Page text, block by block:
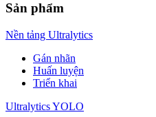
Sản phẩm
Nền tảng Ultralytics
Gán nhãn
Huấn luyện
Triển khai
Ultralytics YOLO